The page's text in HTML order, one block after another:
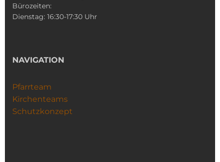
Bürozeiten:
Dienstag: 16:30-17:30 Uhr
NAVIGATION
Pfarrteam
Kirchenteams
Schutzkonzept